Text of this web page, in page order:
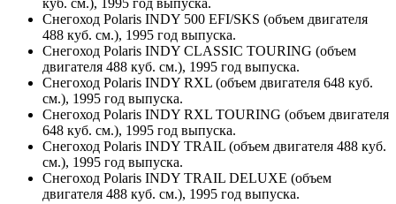
Снегоход Polaris INDY 500 EFI/SKS (объем двигателя
488 куб. см.), 1995 год выпуска.
Снегоход Polaris INDY CLASSIC TOURING (объем
двигателя 488 куб. см.), 1995 год выпуска.
Снегоход Polaris INDY RXL (объем двигателя 648 куб.
см.), 1995 год выпуска.
Снегоход Polaris INDY RXL TOURING (объем двигателя
648 куб. см.), 1995 год выпуска.
Снегоход Polaris INDY TRAIL (объем двигателя 488 куб.
см.), 1995 год выпуска.
Снегоход Polaris INDY TRAIL DELUXE (объем
двигателя 488 куб. см.), 1995 год выпуска.